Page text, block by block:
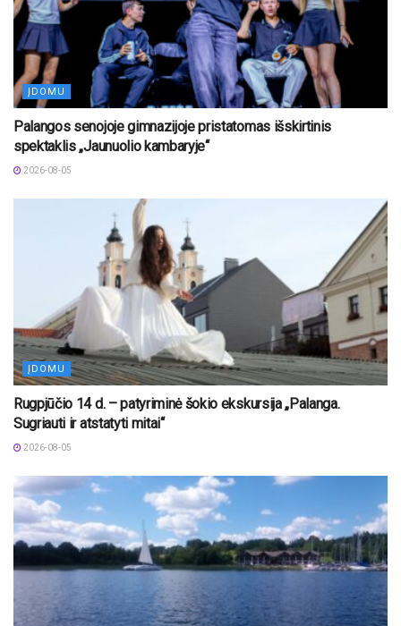
ĮDOMU
Palangos senojoje gimnazijoje pristatomas išskirtinis
spektaklis „Jaunuolio kambaryje“
2026-08-05
ĮDOMU
Rugpjūčio 14 d. – patyriminė šokio ekskursija „Palanga.
Sugriauti ir atstatyti mitai“
2026-08-05